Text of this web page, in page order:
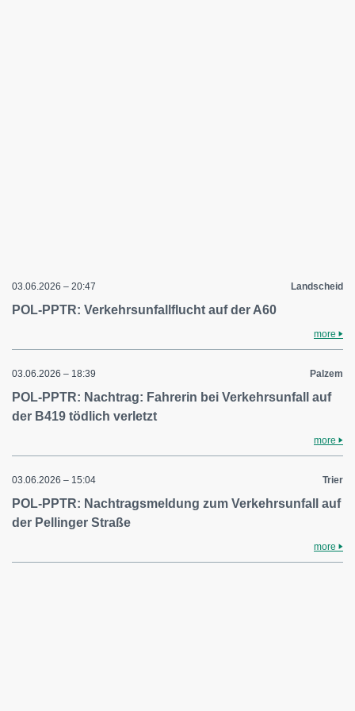
03.06.2026 – 20:47 Landscheid
POL-PPTR: Verkehrsunfallflucht auf der A60
more
03.06.2026 – 18:39 Palzem
POL-PPTR: Nachtrag: Fahrerin bei Verkehrsunfall auf
der B419 tödlich verletzt
more
03.06.2026 – 15:04 Trier
POL-PPTR: Nachtragsmeldung zum Verkehrsunfall auf
der Pellinger Straße
more